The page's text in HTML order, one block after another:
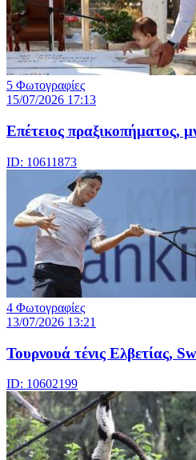
5 Φωτογραφίες
15/07/2026 17:13
Επέτειος πραξικοπήματος,
ID: 10611873
4 Φωτογραφίες
13/07/2026 13:21
Τουρνουά τένις Ελβετίας,
ID: 10602199